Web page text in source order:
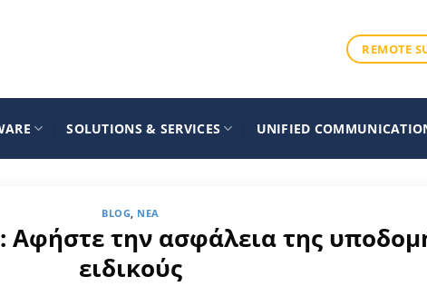
REMOTE
SOLUTIONS & SERVICES UNIFIED
BLOG, ΝΈΑ
Αφήστε την ασφάλεια της
ειδικούς